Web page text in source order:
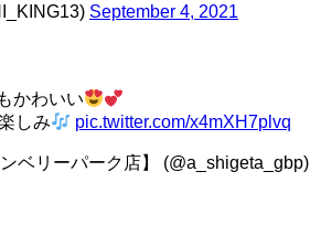
September 4, 2021
かわいい
しみ
pic.twitter.com/x4mXH7plvq
ベリーパーク店】 (@a_shigeta_gbp)